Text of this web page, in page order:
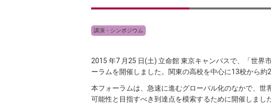
講演・シンポジウム
2015 年7 月25 日(土) 立命館 東京キャンパスで、「世
ーラムを開催しました。関東の高校を中心に13校から約
本フォーラムは、急速に進むグローバル化のなかで、
可能性と目指すべき到達点を模索するために開催しま